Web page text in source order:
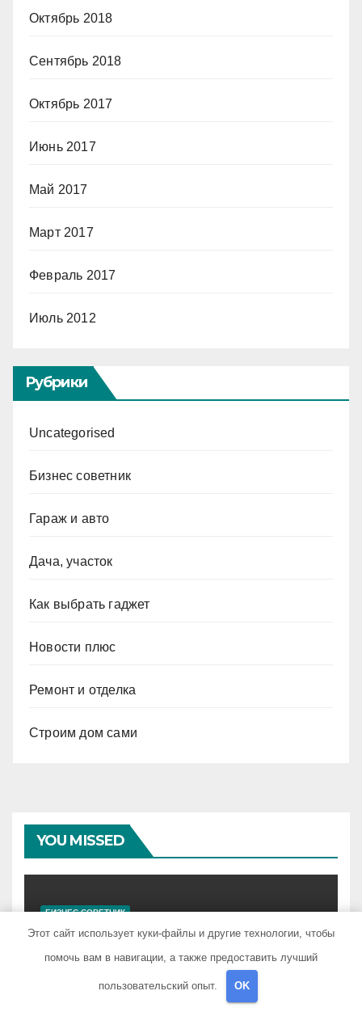
Октябрь 2018
Сентябрь 2018
Октябрь 2017
Июнь 2017
Май 2017
Март 2017
Февраль 2017
Июль 2012
Рубрики
Uncategorised
Бизнес советник
Гараж и авто
Дача, участок
Как выбрать гаджет
Новости плюс
Ремонт и отделка
Строим дом сами
YOU MISSED
БИЗНЕС СОВЕТНИК
Поиск доступных
авиабилетов: практические
ИЮН 17, 2026 ARTTEATR24_R
Этот сайт использует куки-файлы и другие технологии, чтобы
помочь вам в навигации, а также предоставить лучший
пользовательский опыт. OK